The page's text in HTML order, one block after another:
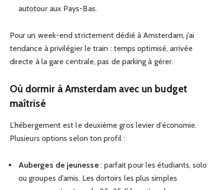
autotour aux Pays-Bas.
Pour un week-end strictement dédié à Amsterdam, j’ai
tendance à privilégier le train : temps optimisé, arrivée
directe à la gare centrale, pas de parking à gérer.
Où dormir à Amsterdam avec un budget
maîtrisé
L’hébergement est le deuxième gros levier d’économie.
Plusieurs options selon ton profil :
Auberges de jeunesse: parfait pour les étudiants, solo
ou groupes d’amis. Les dortoirs les plus simples